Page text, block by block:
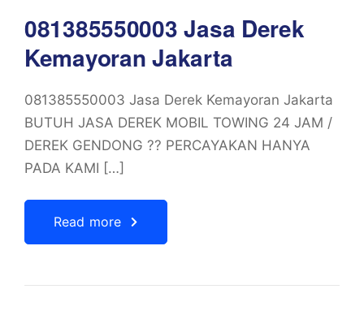
081385550003 Jasa Derek
Kemayoran Jakarta
081385550003 Jasa Derek Kemayoran Jakarta
BUTUH JASA DEREK MOBIL TOWING 24 JAM /
DEREK GENDONG ?? PERCAYAKAN HANYA
PADA KAMI […]
Read more